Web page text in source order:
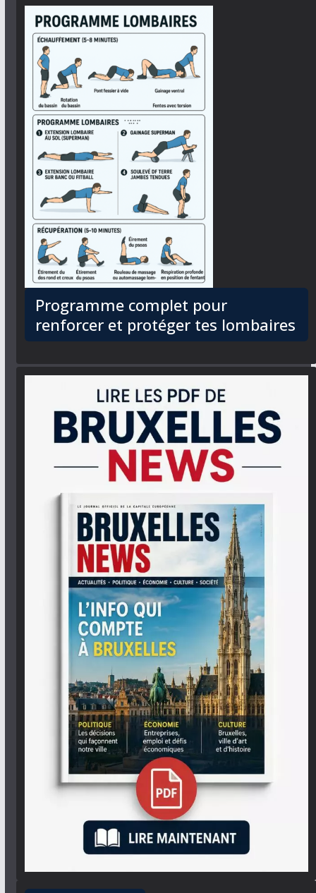
Programme complet pour
renforcer et protéger tes lombaires